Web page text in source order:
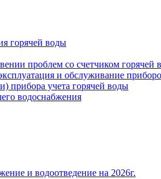
горячей воды
проблем со счетчиком горячей
и обслуживание
прибора учета горячей воды
водоснабжения
и водоотведение на 2026г.